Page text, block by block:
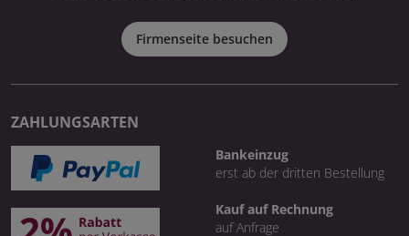
Firmenseite besuchen
ZAHLUNGSARTEN
Bankeinzug
erst ab der dritten Bestellung
Kauf auf Rechnung
auf Anfrage